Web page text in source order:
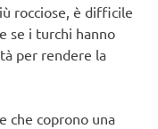
rocciose, è difficile
se i turchi hanno
per rendere la
che coprono una